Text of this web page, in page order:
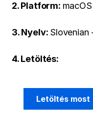
2. Platform: macOS
3. Nyelv: Slovenian
4. Letöltés:
Letöltés most